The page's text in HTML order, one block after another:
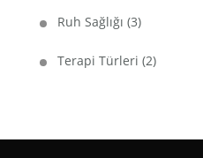
Ruh Sağlığı (3)
Terapi Türleri (2)